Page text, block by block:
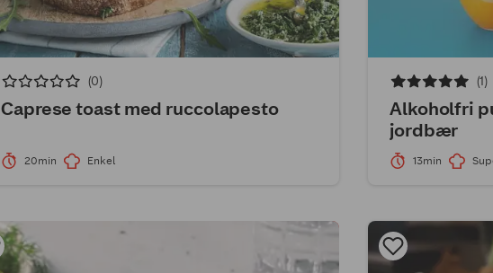
(0)
Caprese toast med ruccolapesto
20min Enkel
(1)
Alkoholfri
jordbær
13min